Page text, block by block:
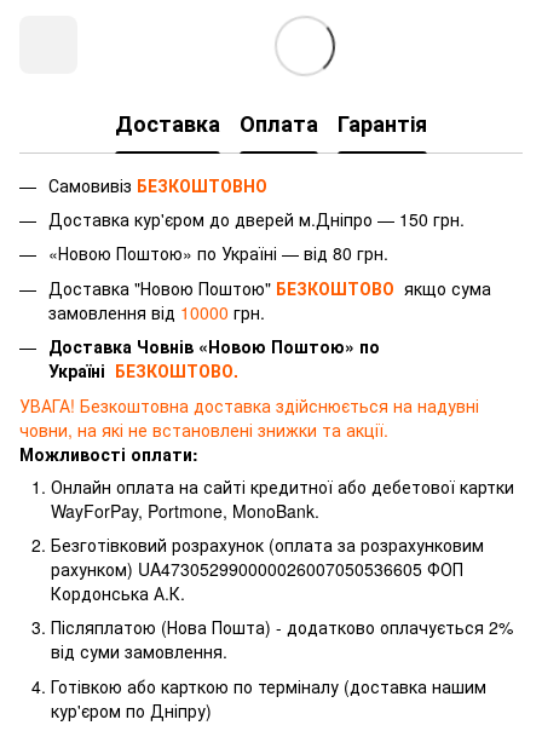
Доставка Оплата Гарантія
Самовивіз БЕЗКОШТОВНО
Доставка кур'єром до дверей м.Дніпро — 150 грн.
«Новою Поштою» по Україні — від 80 грн.
Доставка "Новою Поштою" БЕЗКОШТОВО якщо сума
замовлення від 10000 грн.
Доставка Човнів «Новою Поштою» по
Україні БЕЗКОШТОВО.
УВАГА! Безкоштовна доставка здійснюється на надувні
човни, на які не встановлені знижки та акції.
Можливості оплати:
Онлайн оплата на сайті кредитної або дебетової картки
WayForPay, Portmone, MonoBank.
Безготівковий розрахунок (оплата за розрахунковим
рахунком) UA473052990000026007050536605 ФОП
Кордонська А.К.
Післяплатою (Нова Пошта) - додатково оплачується 2%
від суми замовлення.
Готівкою або карткою по терміналу (доставка нашим
кур'єром по Дніпру)